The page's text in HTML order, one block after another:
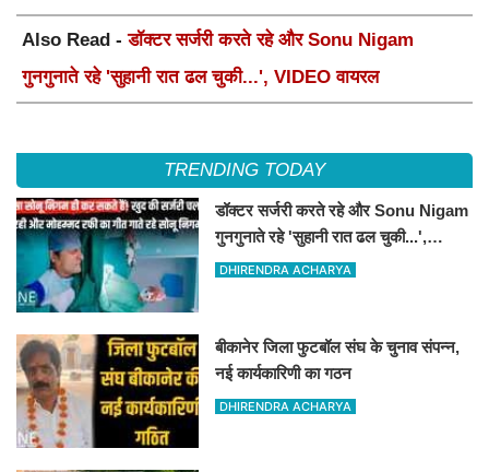
Also Read -डॉक्टर सर्जरी करते रहे और Sonu Nigam
गुनगुनाते रहे 'सुहानी रात ढल चुकी...', VIDEO वायरल
TRENDING TODAY
डॉक्टर सर्जरी करते रहे और Sonu Nigam
गुनगुनाते रहे 'सुहानी रात ढल चुकी...',
VIDEO वायरल
DHIRENDRA ACHARYA
बीकानेर जिला फुटबॉल संघ के चुनाव संपन्न,
नई कार्यकारिणी का गठन
DHIRENDRA ACHARYA